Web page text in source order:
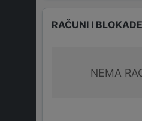
RAČUNI I BLOKADE
NEMA